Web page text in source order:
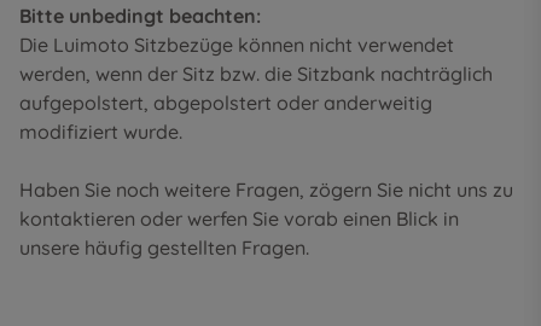
Bitte unbedingt beachten:
Die Luimoto Sitzbezüge können nicht verwendet
werden, wenn der Sitz bzw. die Sitzbank nachträglich
aufgepolstert, abgepolstert oder anderweitig
modifiziert wurde.
Haben Sie noch weitere Fragen, zögern Sie nicht uns zu
kontaktieren oder werfen Sie vorab einen Blick in
unsere häufig gestellten Fragen.